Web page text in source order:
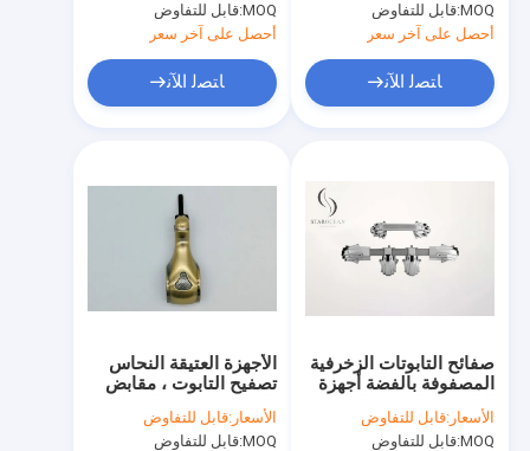
MOQ: قابل للتفاوض
أحصل على آخر سعر
ﺎﺘﺼﻟ ﺍﻶﻧ
MOQ: قابل للتفاوض
أحصل على آخر سعر
ﺎﺘﺼﻟ ﺍﻶﻧ
الأجهزة العتيقة النحاس
تصفيح التابوت ، مقابض
النعش نعش مع الغطاء
الخلفي الصلب
الأسعار:قابل للتفاوض
MOQ: قابل للتفاوض
صفائح التابوتات الزخرفية
المصفوفة بالفضة أجهزة
التابوتات العينات المجانية
16# (P9006set)
الأسعار:قابل للتفاوض
MOQ: قابل للتفاوض